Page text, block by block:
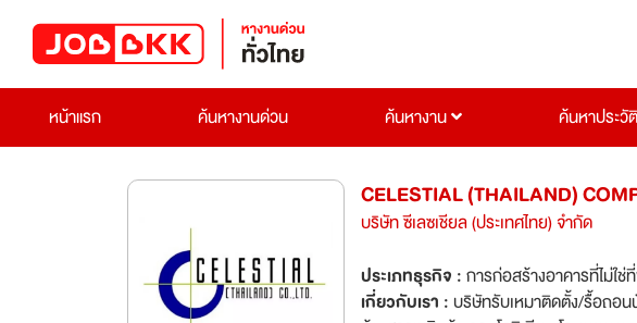
หน้าแรก
ค้นหางานด่วน ค้นหางาน ค้นหาประวัติ
CELESTIAL (THAILAND)
บริษัท ซีเลซเชียล (ประเทศไทย) จำกัด
ประเภทธุรกิจ :การก่อสร้างอาคารที่ไม่ใ
เกี่ยวกับเรา :บริษัทรับเหมาติดตั้ง/รื้อถอน